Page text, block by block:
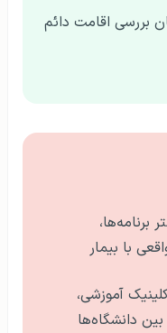
بررسی اقامت دائم
برنامه‌ها،
با بیمار
آموزشی،
دانشگاه‌ها